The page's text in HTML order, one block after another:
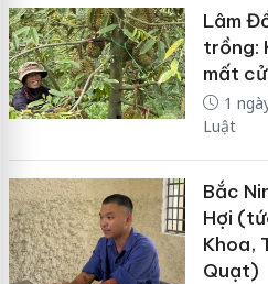
Lâm
trồng:
mất
1
Luật
Bắc
Hợi
Khoa,
Quạt)